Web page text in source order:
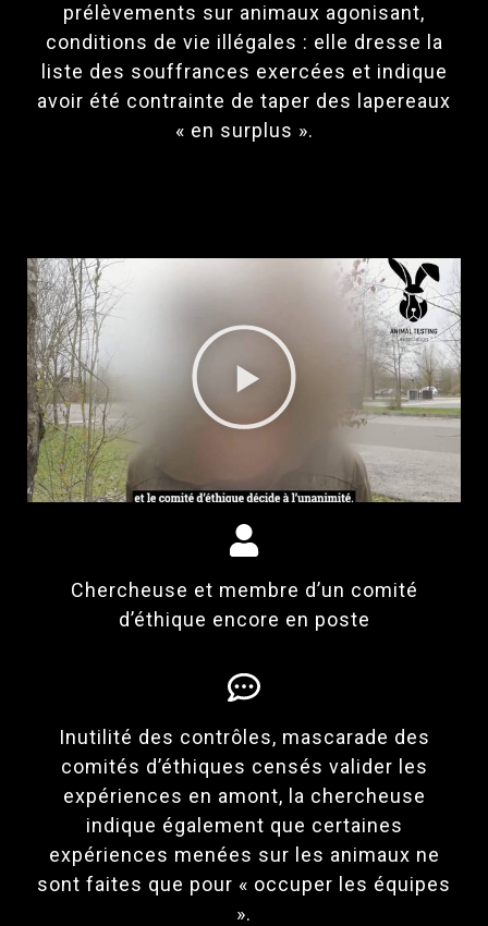
prélèvements sur animaux agonisant,
conditions de vie illégales : elle dresse la
liste des souffrances exercées et indique
avoir été contrainte de taper des lapereaux
« en surplus ».
Chercheuse et membre d’un comité
d’éthique encore en poste
Inutilité des contrôles, mascarade des
comités d’éthiques censés valider les
expériences en amont, la chercheuse
indique également que certaines
expériences menées sur les animaux ne
sont faites que pour « occuper les équipes
».